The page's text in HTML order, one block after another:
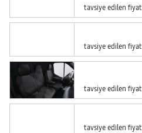
tavsiye edilen fiyat
tavsiye edilen fiyat
tavsiye edilen fiyat
tavsiye edilen fiyat